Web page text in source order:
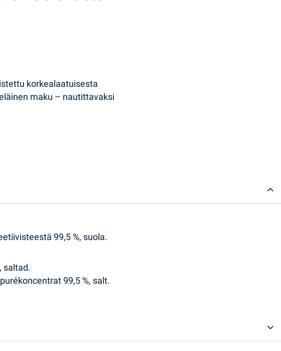
korkealaatuisesta
maku – nautittavaksi
99,5 %, suola.
saltad.
99,5 %, salt.